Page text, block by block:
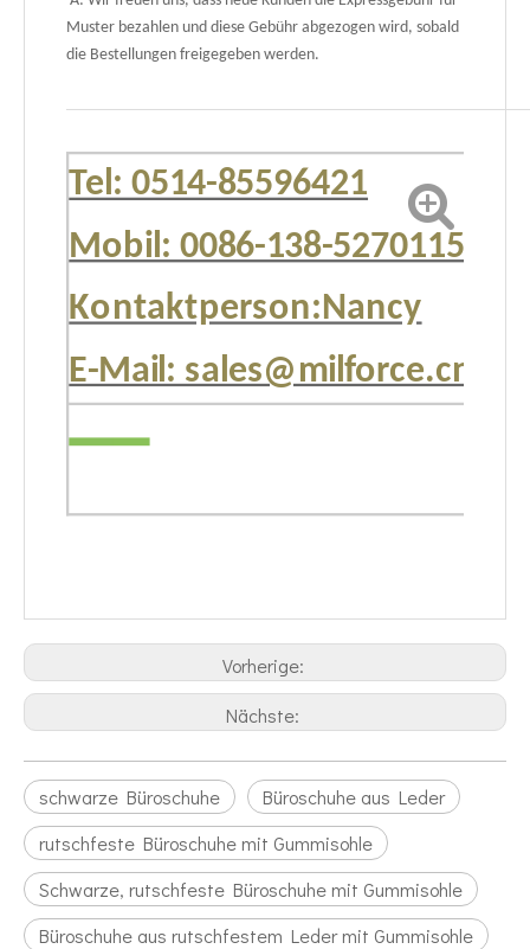
Muster bezahlen und diese Gebühr abgezogen wird, sobald
die Bestellungen freigegeben werden.
Tel: 0514-85596421
Mobil: 0086-138-52701151
Kontaktperson:Nancy
E-Mail: sales@milforce.cn
Vorherige:
Nächste:
schwarze Büroschuhe
Büroschuhe aus Leder
rutschfeste Büroschuhe mit Gummisohle
Schwarze, rutschfeste Büroschuhe mit Gummisohle
Büroschuhe aus rutschfestem Leder mit Gummisohle